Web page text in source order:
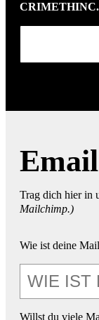
Trag dich hier in
Mailchimp.)
Wie ist deine
Willst du viele